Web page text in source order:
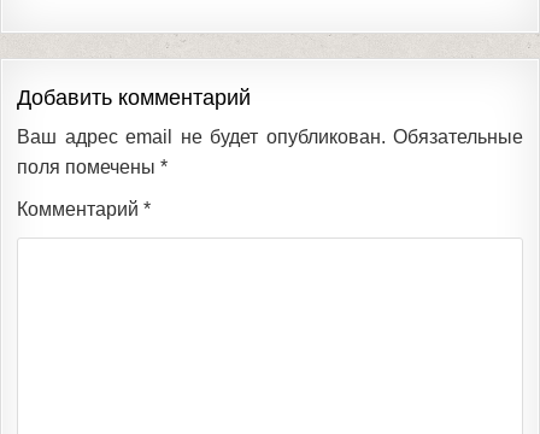
Добавить комментарий
Ваш адрес email не будет опубликован. Обязательные
поля помечены *
Комментарий *